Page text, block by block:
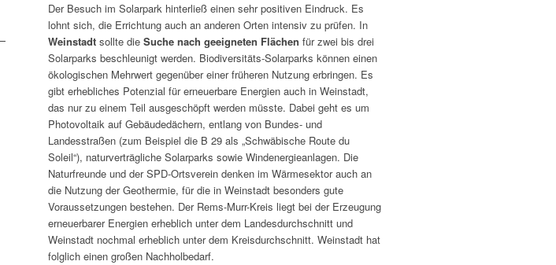
Der Besuch im Solarpark hinterließ einen sehr positiven Eindruck. Es
lohnt sich, die Errichtung auch an anderen Orten intensiv zu prüfen. In
Weinstadt sollte dieSuche nach geeigneten Flächenfür zwei bis drei
Solarparks beschleunigt werden. Biodiversitäts-Solarparks können einen
ökologischen Mehrwert gegenüber einer früheren Nutzung erbringen. Es
gibt erhebliches Potenzial für erneuerbare Energien auch in Weinstadt,
das nur zu einem Teil ausgeschöpft werden müsste. Dabei geht es um
Photovoltaik auf Gebäudedächern, entlang von Bundes- und
Landesstraßen (zum Beispiel die B 29 als „Schwäbische Route du
Soleil“), naturverträgliche Solarparks sowie Windenergieanlagen. Die
Naturfreunde und der SPD-Ortsverein denken im Wärmesektor auch an
die Nutzung der Geothermie, für die in Weinstadt besonders gute
Voraussetzungen bestehen. Der Rems-Murr-Kreis liegt bei der Erzeugung
erneuerbarer Energien erheblich unter dem Landesdurchschnitt und
Weinstadt nochmal erheblich unter dem Kreisdurchschnitt. Weinstadt hat
folglich einen großen Nachholbedarf.